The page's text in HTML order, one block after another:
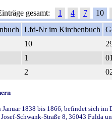
gesamt: 1 4 7 10
Lfd-Nr im Kirchenbuch
10
1
2
1838 bis 1866, befindet sich
Schwank-Straße 8, 36043 Fulda